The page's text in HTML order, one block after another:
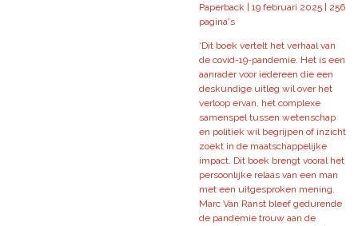
Paperback | 19 februari 2025 | 256
pagina's
‘Dit boek vertelt het verhaal van
de covid-19-pandemie. Het is een
aanrader voor iedereen die een
deskundige uitleg wil over het
verloop ervan, het complexe
samenspel tussen wetenschap
en politiek wil begrijpen of inzicht
zoekt in de maatschappelijke
impact. Dit boek brengt vooral het
persoonlijke relaas van een man
met een uitgesproken mening.
Marc Van Ranst bleef gedurende
de pandemie trouw aan de